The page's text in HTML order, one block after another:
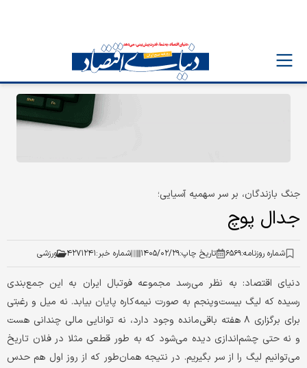
جنگ بازندگان، بر سر سهمیه آسیایی؛
جدال پوچ
شماره روزنامه:۶۵۶۹ تاریخ چاپ:۱۴۰۵/۰۲/۲۹ شماره خبر:۴۲۷۱۲۴۱ ورزشی
دنیای اقتصاد: به نظر می‌رسد مجموعه فوتبال ایران به این جمع‌بندی
رسیده که لیگ بیست‌وپنجم به صورت نیمه‌کاره پایان بیابد. نه میل و رغبتی
برای برگزاری ۸ هفته باقی‌مانده وجود دارد، نه توانایی مالی چندانی هست
و نه حتی چشم‌اندازی دیده می‌شود که به طور قطعی مثلا در فلان تاریخ
می‌توانیم لیگ را از سر بگیریم. در نتیجه همان‌طور که از روز اول هم حدس